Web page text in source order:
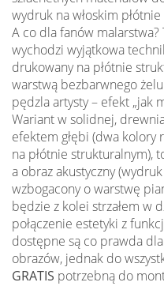
wydruk na włoskim
A co dla fanów
wychodzi wyjątkowa
drukowany na płótnie
warstwą bezbarwnego
pędzla artysty – efekt „jak
Wariant w solidnej,
efektem głębi (dwa
na płótnie strukturalnym),
a obraz akustyczny
wzbogacony o warstwę
będzie z kolei strzałem w
połączenie estetyki z
dostępne są co prawda
obrazów, jednak do
GRATIS potrzebną do